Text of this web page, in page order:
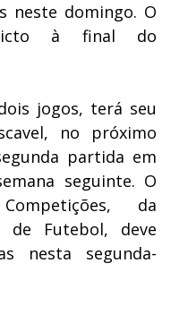
neste domingo. O
à final do
jogos, terá seu
no próximo
partida em
seguinte. O
da
de Futebol, deve
nesta segunda-